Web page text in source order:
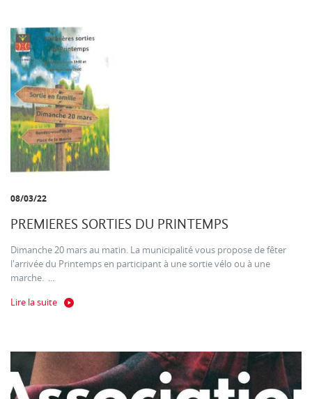
08/03/22
PREMIERES SORTIES DU PRINTEMPS
Dimanche 20 mars au matin. La municipalité vous propose de fêter
l'arrivée du Printemps en participant à une sortie vélo ou à une
marche. ...
Lire la suite